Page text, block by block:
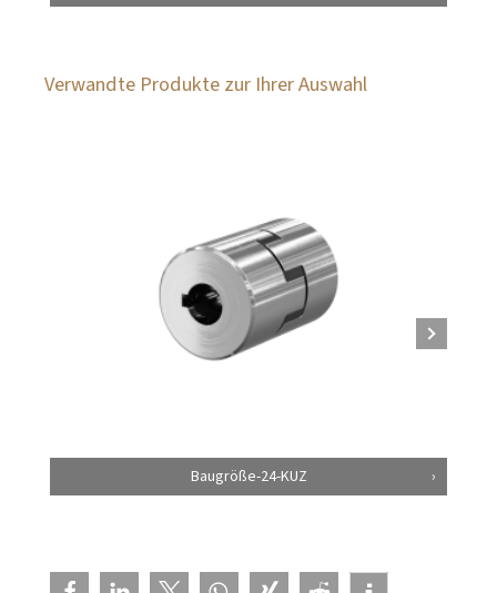
Verwandte Produkte zur Ihrer Auswahl
Baugröße-24-KUZ